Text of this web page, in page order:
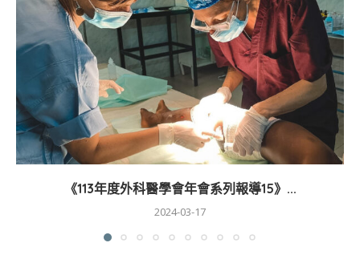
《113年度外科醫學會年會系列報導15》...
2024-03-17